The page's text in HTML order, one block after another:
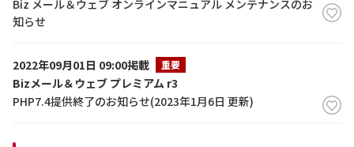
Biz メール＆ウェブ オンラインマニュアル メンテナンスのお
知らせ
2022年09月01日 09:00掲載 重要
Bizメール＆ウェブ プレミアム r3
PHP7.4提供終了のお知らせ(2023年1月6日 更新)